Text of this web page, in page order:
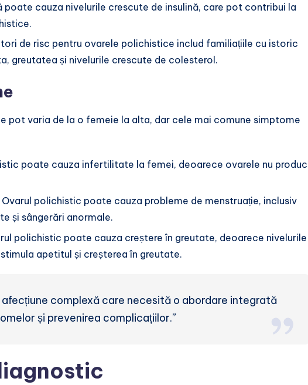
poate cauza nivelurile crescute de insulină, care pot contribui la
de risc pentru ovarele polichistice includ familiațiile cu istoric
greutatea și nivelurile crescute de colesterol.
pot varia de la o femeie la alta, dar cele mai comune simptome
poate cauza infertilitate la femei, deoarece ovarele nu produc
Ovarul polichistic poate cauza probleme de menstruație, inclusiv
și sângerări anormale.
polichistic poate cauza creștere în greutate, deoarece nivelurile
apetitul și creșterea în greutate.
complexă care necesită o abordare integrată
și prevenirea complicațiilor.”